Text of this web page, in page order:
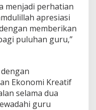
menjadi perhatian
apresiasi
memberikan
puluhan guru,”
Ekonomi Kreatif
selama dua
guru